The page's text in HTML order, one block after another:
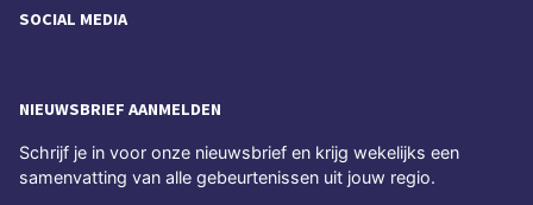
SOCIAL MEDIA
NIEUWSBRIEF AANMELDEN
Schrijf je in voor onze nieuwsbrief en krijg wekelijks een
samenvatting van alle gebeurtenissen uit jouw regio.